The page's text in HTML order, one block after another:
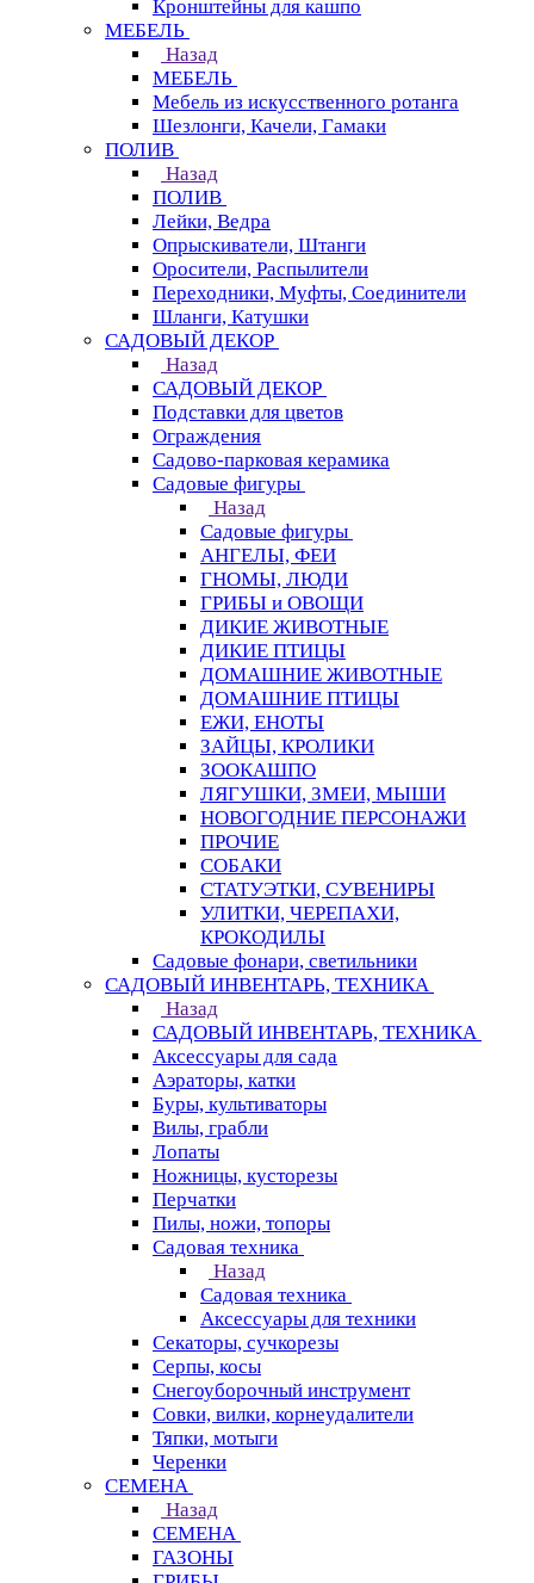
Кронштейны для кашпо
МЕБЕЛЬ
Назад
МЕБЕЛЬ
Мебель из искусственного ротанга
Шезлонги, Качели, Гамаки
ПОЛИВ
Назад
ПОЛИВ
Лейки, Ведра
Опрыскиватели, Штанги
Оросители, Распылители
Переходники, Муфты, Соединители
Шланги, Катушки
САДОВЫЙ ДЕКОР
Назад
САДОВЫЙ ДЕКОР
Подставки для цветов
Ограждения
Садово-парковая керамика
Садовые фигуры
Назад
Садовые фигуры
АНГЕЛЫ, ФЕИ
ГНОМЫ, ЛЮДИ
ГРИБЫ и ОВОЩИ
ДИКИЕ ЖИВОТНЫЕ
ДИКИЕ ПТИЦЫ
ДОМАШНИЕ ЖИВОТНЫЕ
ДОМАШНИЕ ПТИЦЫ
ЕЖИ, ЕНОТЫ
ЗАЙЦЫ, КРОЛИКИ
ЗООКАШПО
ЛЯГУШКИ, ЗМЕИ, МЫШИ
НОВОГОДНИЕ ПЕРСОНАЖИ
ПРОЧИЕ
СОБАКИ
СТАТУЭТКИ, СУВЕНИРЫ
УЛИТКИ, ЧЕРЕПАХИ,
КРОКОДИЛЫ
Садовые фонари, светильники
САДОВЫЙ ИНВЕНТАРЬ, ТЕХНИКА
Назад
САДОВЫЙ ИНВЕНТАРЬ, ТЕХНИКА
Аксессуары для сада
Аэраторы, катки
Буры, культиваторы
Вилы, грабли
Лопаты
Ножницы, кусторезы
Перчатки
Пилы, ножи, топоры
Садовая техника
Назад
Садовая техника
Аксессуары для техники
Секаторы, сучкорезы
Серпы, косы
Снегоуборочный инструмент
Совки, вилки, корнеудалители
Тяпки, мотыги
Черенки
СЕМЕНА
Назад
СЕМЕНА
ГАЗОНЫ